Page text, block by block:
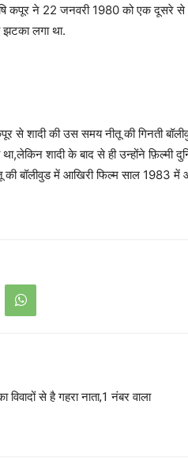
कपूर ने 22 जनवरी 1980 को एक दूसरे से
झटका लगा था.
से शादी की उस समय नीतू की गिनती
शादी के बाद से ही उन्होंने फ़िल्मी
की बॉलीवुड में आखिरी फिल्म साल 1983
विवादों से है गहरा नाता,1 नंबर वाला